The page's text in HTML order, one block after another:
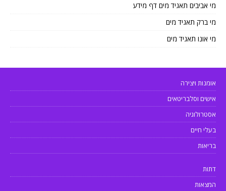
מי אביבים תאגיד מים דף מידע
מי ברק תאגיד מים
מי אונו תאגיד מים
אומנות ויצירה
אישים וסלבריטאים
אסטרולוגיה
בעלי חיים
בריאות
דתות
המצאות